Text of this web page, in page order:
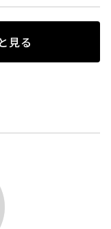
見る